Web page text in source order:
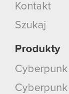
Kontakt
Szukaj
Produkty